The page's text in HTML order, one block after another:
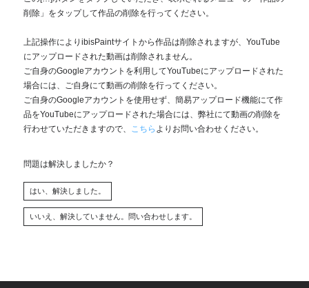
削除」をタップして作品の削除を行ってください。
上記操作によりibisPaintサイトから作品は削除されますが、YouTube
にアップロードされた動画は削除されません。
ご自身のGoogleアカウントを利用してYouTubeにアップロードされた
場合には、ご自身にて動画の削除を行ってください。
ご自身のGoogleアカウントを使用せず、簡易アップロード機能にて作
品をYouTubeにアップロードされた場合には、弊社にて動画の削除を
行わせていただきますので、
こちら よりお問い合わせください。
問題は解決しましたか？